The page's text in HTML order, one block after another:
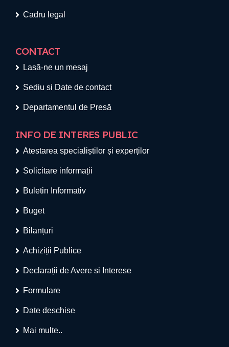
Cadru legal
CONTACT
Lasă-ne un mesaj
Sediu si Date de contact
Departamentul de Presă
INFO DE INTERES PUBLIC
Atestarea specialiștilor și experților
Solicitare informații
Buletin Informativ
Buget
Bilanțuri
Achiziții Publice
Declarații de Avere si Interese
Formulare
Date deschise
Mai multe..